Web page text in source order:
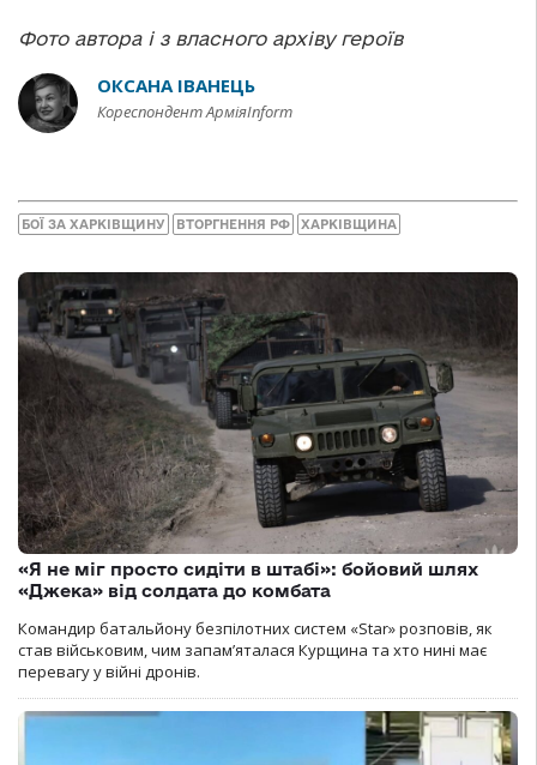
Фото автора і з власного архіву героїв
ОКСАНА ІВАНЕЦЬ
Кореспондент АрміяInform
БОЇ ЗА ХАРКІВЩИНУ ВТОРГНЕННЯ РФ ХАРКІВЩИНА
«Я не міг просто сидіти в штабі»: бойовий шлях
«Джека» від солдата до комбата
Командир батальйону безпілотних систем «Star» розповів, як
став військовим, чим запам’яталася Курщина та хто нині має
перевагу у війні дронів.